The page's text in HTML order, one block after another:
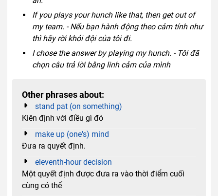
If you plays your hunch like that, then get out of
my team. - Nếu bạn hành động theo cảm tính như
thì hãy rời khỏi đội của tôi đi.
I chose the answer by playing my hunch. - Tôi đã
chọn câu trả lời bằng linh cảm của mình
Other phrases about:
stand pat (on something)
Kiên định với điều gì đó
make up (one's) mind
Đưa ra quyết định.
eleventh-hour decision
Một quyết định được đưa ra vào thời điểm cuối
cùng có thể